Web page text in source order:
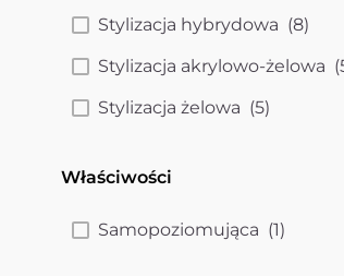
Stylizacja hybrydowa (8)
Stylizacja akrylowo-żelowa (
Stylizacja żelowa (5products
)
Właściwości
Samopoziomująca (1)